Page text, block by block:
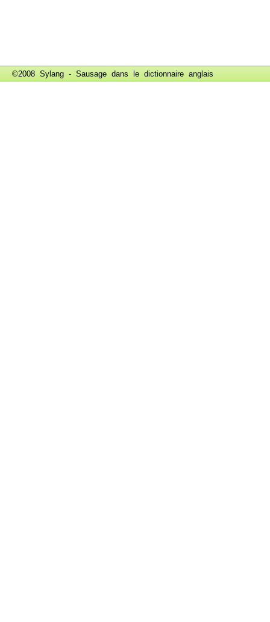
©2008 Sylang - Sausage dans le dictionnaire anglais